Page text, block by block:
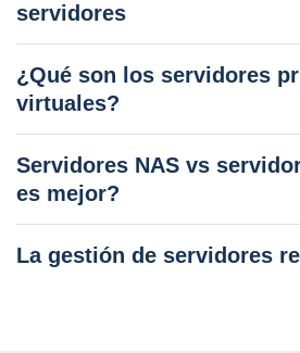
servidores
¿Qué son los servidores
virtuales?
Servidores NAS vs
es mejor?
La gestión de servidores